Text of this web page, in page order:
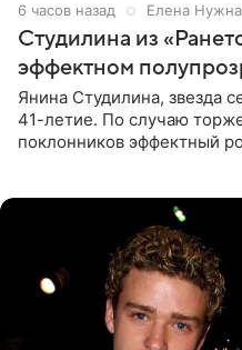
6 часов назад Елена
Студилина из
эффектном
Янина Студилина, звезда
41-летие. По случаю
поклонников эффектный